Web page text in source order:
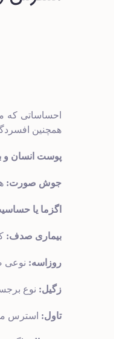
احساساتی که
همچنین
پوست انسان و
جوش صورت:
اگزما یا
بیماری صدف:
روزاسه: نوعی
زگیل: نوع
تاول: استرس